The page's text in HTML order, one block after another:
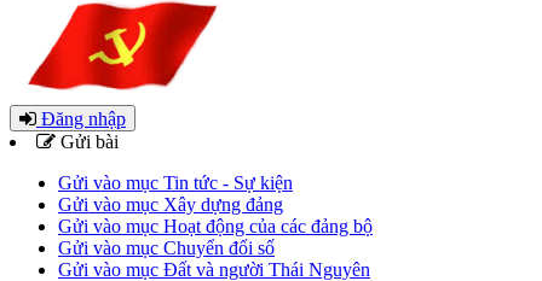
Đăng nhập
Gửi bài
Gửi vào mục Tin tức - Sự kiện
Gửi vào mục Xây dựng đảng
Gửi vào mục Hoạt động của các đảng bộ
Gửi vào mục Chuyển đổi số
Gửi vào mục Đất và người Thái Nguyên